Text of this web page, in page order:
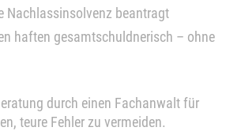
Nachlassinsolvenz beantragt
haften gesamtschuldnerisch – ohne
durch einen Fachanwalt für
teure Fehler zu vermeiden.